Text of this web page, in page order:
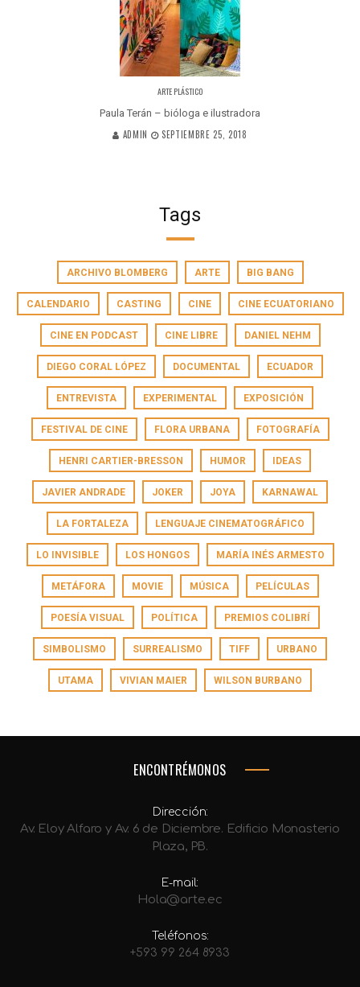
ARTE PLÁSTICO
Paula Terán – bióloga e ilustradora
ADMIN SEPTIEMBRE 25, 2018
Tags
ARCHIVO BLOMBERG ARTE BIG BANG
CALENDARIO CASTING CINE CINE ECUATORIANO
CINE EN PODCAST CINE LIBRE DANIEL NEHM
DIEGO CORAL LÓPEZ DOCUMENTAL ECUADOR
ENTREVISTA EXPERIMENTAL EXPOSICIÓN
FESTIVAL DE CINE FLORA URBANA FOTOGRAFÍA
HENRI CARTIER-BRESSON HUMOR IDEAS
JAVIER ANDRADE JOKER JOYA KARNAWAL
LA FORTALEZA LENGUAJE CINEMATOGRÁFICO
LO INVISIBLE LOS HONGOS MARÍA INÉS ARMESTO
METÁFORA MOVIE MÚSICA PELÍCULAS
POESÍA VISUAL POLÍTICA PREMIOS COLIBRÍ
SIMBOLISMO SURREALISMO TIFF URBANO
UTAMA VIVIAN MAIER WILSON BURBANO
ENCONTRÉMONOS
Dirección:
Av. Eloy Alfaro y Av. 6 de Diciembre. Edificio Monasterio
Plaza, PB.
E-mail:
Hola@arte.ec
Teléfonos:
+593 99 264 8933